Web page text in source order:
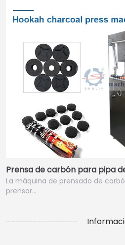
Prensa de carbón para pipa
La máquina de prensado de
prensar…